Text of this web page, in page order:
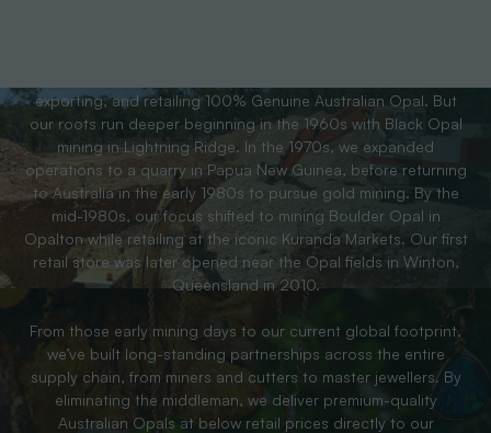
exporting, and retailing 100% Genuine Australian Opal. But
our roots run deeper beginning in the 1960s with Black Opal
mining in Lightning Ridge. In the 1970s, we expanded
operations to a quarry in Papua New Guinea, before returning
to Australia in the early 1980s to pursue gold mining. By the
mid-1980s, our focus shifted to mining Boulder Opal in
Opalton while retailing at the iconic Kuranda Markets. Our first
retail store was later opened near the Opal fields in Winton,
Queensland in 2010.
From those early mining days to our current global footprint,
we’ve built long-standing partnerships across the entire
supply chain, from miners and cutters to master jewellers. By
eliminating the middleman, we deliver premium-quality
Australian Opals at below retail prices directly to our